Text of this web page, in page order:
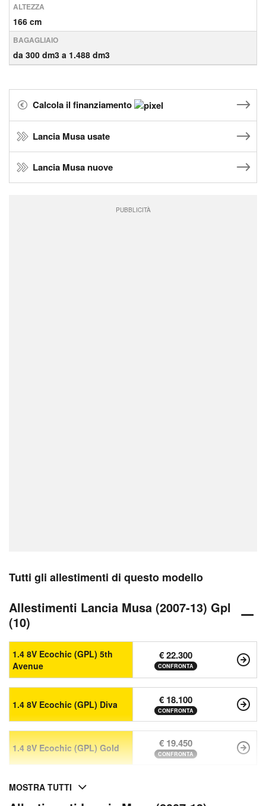
ALTEZZA
166 cm
BAGAGLIAIO
da 300 dm3 a 1.488 dm3
Calcola il finanziamento
Lancia Musa usate
Lancia Musa nuove
PUBBLICITÀ
Tutti gli allestimenti di questo modello
Allestimenti Lancia Musa (2007-13) Gpl
(10)
1.4 8V Ecochic (GPL) 5th
Avenue
€ 22.300
CONFRONTA
1.4 8V Ecochic (GPL) Diva € 18.100
CONFRONTA
1.4 8V Ecochic (GPL) Gold € 19.450
CONFRONTA
MOSTRA TUTTI